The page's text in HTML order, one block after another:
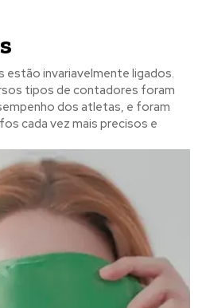
invariavelmente ligados.
tipos de contadores foram
dos atletas, e foram
cada vez mais precisos e